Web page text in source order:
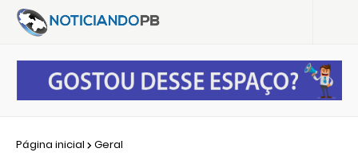
Página inicial Geral